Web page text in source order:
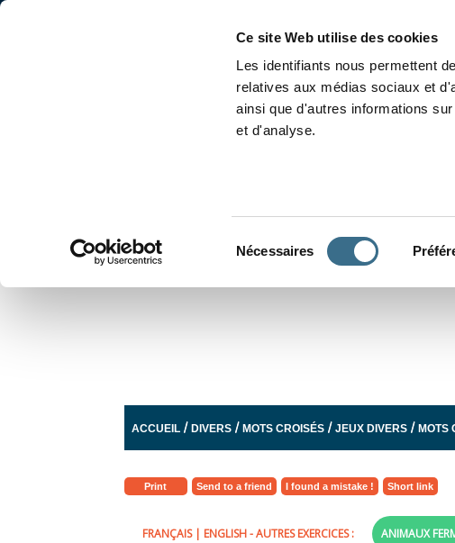
Ce site Web utilise des cookies
Les identifiants nous permettent
relatives aux médias sociaux et
ainsi que d'autres informations
et d'analyse.
Nécessaires
ACCUEIL/ DIVERS/ MOTS CROISÉS/ JEUX DIVERS/ MOTS
Print Send to a friend I found a mistake ! Short link
FRANÇAIS| ENGLISH- AUTRES EXERCICES : ANIMAUX